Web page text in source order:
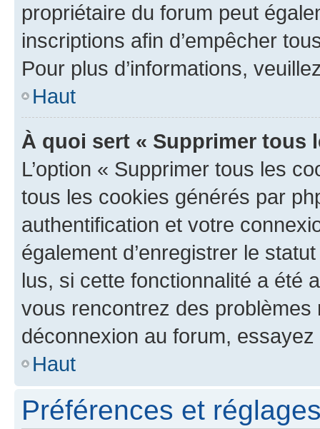
propriétaire du forum peut
inscriptions afin d’empêcher
Pour plus d’informations,
Haut
À quoi sert « Supprimer tous
L’option « Supprimer tous les
tous les cookies générés par
authentification et votre
également d’enregistrer le
lus, si cette fonctionnalité a été
vous rencontrez des
déconnexion au forum,
Haut
Préférences et